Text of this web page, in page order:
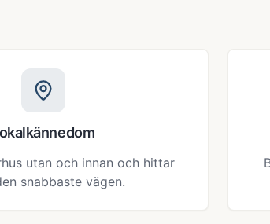
utan och innan och hittar
snabbaste vägen.